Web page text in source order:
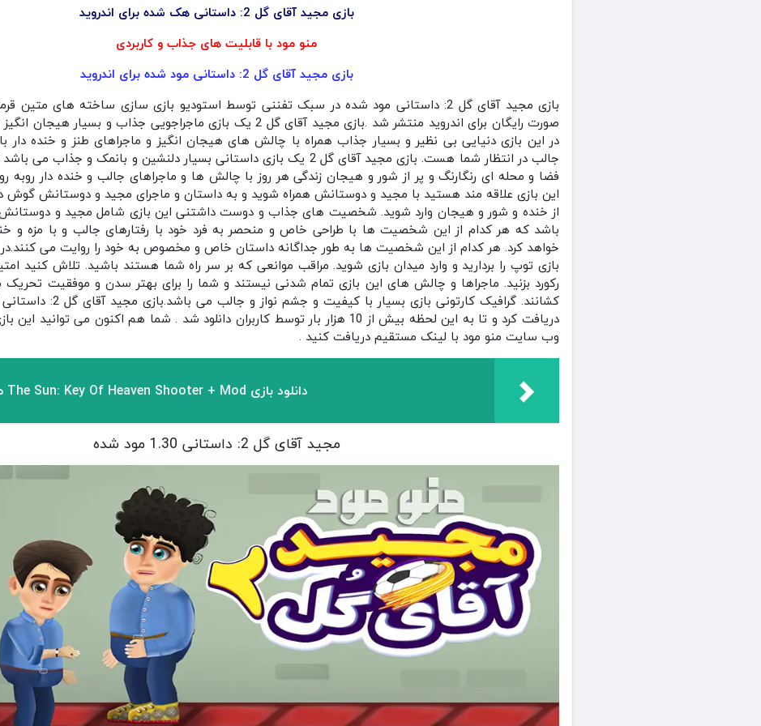
بازی مجید آقای گل 2: داستانی هک شده برای اندروید
منو مود با قابلیت های جذاب و کاربردی
بازی مجید آقای گل 2: داستانی مود شده برای اندروید
بازی مجید آقای گل 2: داستانی مود شده در سبک تفننی توسط استودیو بازی سازی ساخته های
صورت رایگان برای اندروید منتشر شد .بازی مجید آقای گل 2 یک بازی ماجراجویی جذاب
در این بازی دنیایی بی نظیر و بسیار جذاب همراه با چالش های هیجان انگیز و ماجراهای طنز و خنده
جالب در انتظار شما هست. بازی مجید آقای گل 2 یک بازی داستانی بسیار دلنشین و
فضا و محله ای رنگارنگ و پر از شور و هیجان زندگی هر روز با چالش ها و ماجراهای جالب و خنده دار
این بازی علاقه مند هستید با مجید و دوستانش همراه شوید و به داستان و ماجرای مجید و دوستانش گوش
از خنده و شور و هیجان وارد شوید. شخصیت های جذاب و دوست داشتنی این بازی شامل مجید و
باشد که هر کدام از این شخصیت ها با طراحی خاص و منحصر به فرد خود با رفتارهای جالب و با مزه و
خواهد کرد. هر کدام از این شخصیت ها به طور جداگانه داستان خاص و مخصوص به خود را روایت می
بازی توپ را بردارید و وارد میدان بازی شوید. مراقب موانعی که بر سر راه شما هستند باشید. تلاش کنید
رکورد بزنید. ماجراها و چالش های این بازی تمام شدنی نیستند و شما را برای بهتر سدن و موفقیت
دریافت کرد و تا به این لحظه بیش از 10 هزار بار توسط کاربران دانلود شد . شما هم اکنون می
وب سایت منو مود با لینک مستقیم دریافت کنید .
دانلود بازی The Sun: Key Of Heaven Shooter + Mod مود شده برای اندروید
مجید آقای گل 2: داستانی 1.30 مود شده